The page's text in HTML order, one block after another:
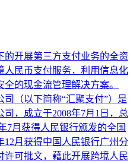
的开展第三方支付业务的全资
人民币支付服务，利用信息化
的现金流管理解决方案。
（以下简称“汇聚支付”）是
，成立于2008年7月1日，总
7月获得人民银行颁发的全国
12月获得中国人民银行广州分
可批文，藉此开展跨境人民